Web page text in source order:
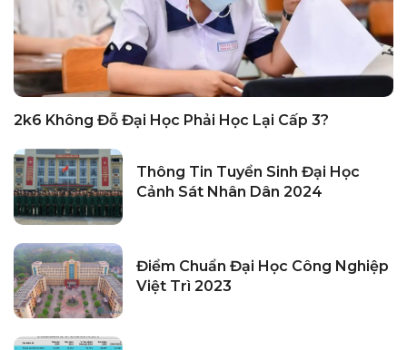
2k6 Không Đỗ Đại Học Phải Học Lại Cấp 3?
Thông Tin Tuyển Sinh Đại Học
Cảnh Sát Nhân Dân 2024
Điểm Chuẩn Đại Học Công Nghiệp
Việt Trì 2023